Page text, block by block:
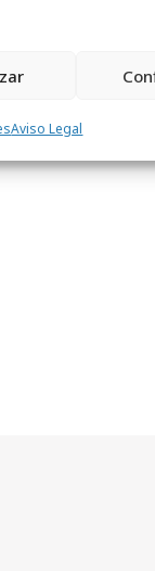
Aviso Legal
que
José
y
de la nueva